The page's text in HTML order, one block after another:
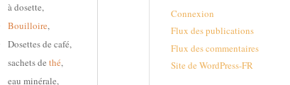
à dosette,
Bouilloire,
Dosettes de café,
sachets de thé,
eau minérale,
Connexion
Flux des publications
Flux des commentaires
Site de WordPress-FR